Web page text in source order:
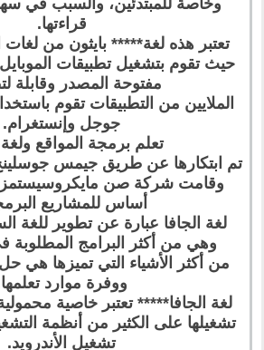
قراءتها.
تعتبر هذه لغة***** بايثون من لغات
حيث تقوم بتشغيل تطبيقات
مفتوحة المصدر وقابلة
الملايين من التطبيقات تقوم
جوجل وإنستغرام.
تعلم برمجة المواقع ولغة
وقامت شركة صن مايكروسيستمز
أساس للمشاريع
لغة الجافا عبارة عن تطوير للغة
وهي من أكثر البرامج
من أكثر الأشياء التي تميزها هي
ووفرة موارد
لغة الجافا***** تعتبر خاصية
تشغيلها على الكثير من أنظمة
تشغيل الأندرويد.